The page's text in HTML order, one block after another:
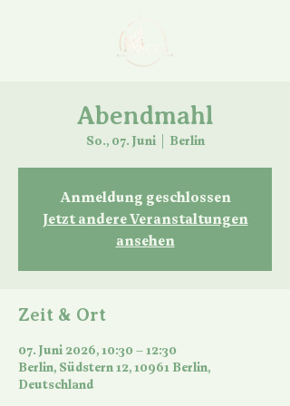
Abendmahl
So., 07. Juni
  |
Berlin
Anmeldung geschlossen
Jetzt andere Veranstaltungen
ansehen
Zeit & Ort
07. Juni 2026, 10:30 – 12:30
Berlin, Südstern 12, 10961 Berlin,
Deutschland